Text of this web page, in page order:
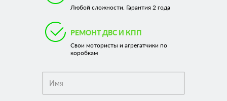
Любой сложности. Гарантия 2 года
РЕМОНТ ДВС И КПП
Свои мотористы и агрегатчики по
коробкам